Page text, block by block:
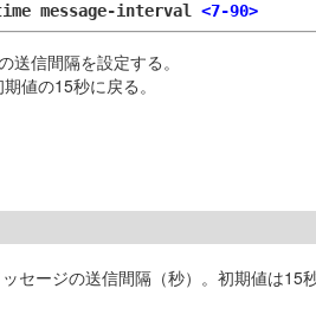
message-interval <7-90>
送信間隔を設定する。
値の15秒に戻る。
セージの送信間隔（秒）。初期値は15